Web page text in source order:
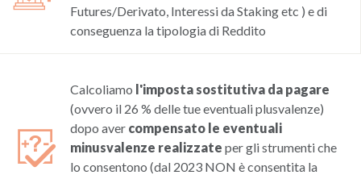
Futures/Derivato, Interessi da Staking etc ) e di
conseguenza la tipologia di Reddito
Calcoliamo l'imposta sostitutiva da pagare
(ovvero il 26 % delle tue eventuali plusvalenze)
dopo aver compensato le eventuali
minusvalenze realizzate per gli strumenti che
lo consentono (dal 2023 NON è consentita la